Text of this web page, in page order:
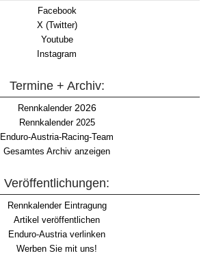
Facebook
X (Twitter)
Youtube
Instagram
Termine + Archiv:
Rennkalender2026
Rennkalender 2025
Enduro-Austria-Racing-Team
Gesamtes Archiv anzeigen
Veröffentlichungen:
Rennkalender Eintragung
Artikel veröffentlichen
Enduro-Austria verlinken
Werben Sie mit uns!